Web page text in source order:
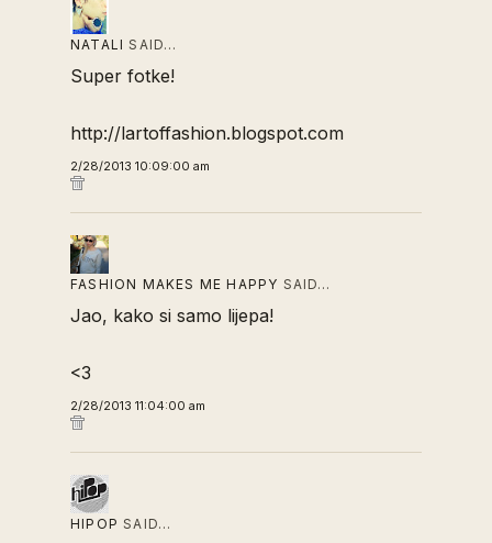
NATALI SAID…
Super fotke!
http://lartoffashion.blogspot.com
2/28/2013 10:09:00 am
FASHION MAKES ME HAPPY SAID…
Jao, kako si samo lijepa!
<3
2/28/2013 11:04:00 am
HIPOP SAID…